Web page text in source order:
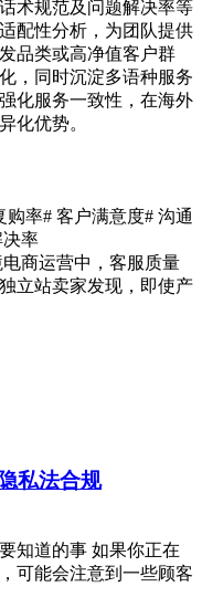
术规范及问题解决率等
配性分析，为团队提供
品类或高净值客户群
，同时沉淀多语种服务
化服务一致性，在海外
化优势。
购率# 客户满意度# 沟通
决率
商运营中，客服质量
立站卖家发现，即使产
私法合规
知道的事 如果你正在
可能会注意到一些顾客